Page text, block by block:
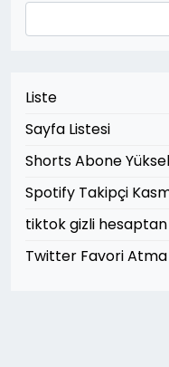
Liste
Sayfa Listesi
Shorts Abone
Spotify Takipçi
tiktok gizli
Twitter Favori Atma